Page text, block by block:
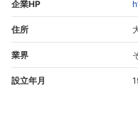
企業HP
住所
業界
設立年月